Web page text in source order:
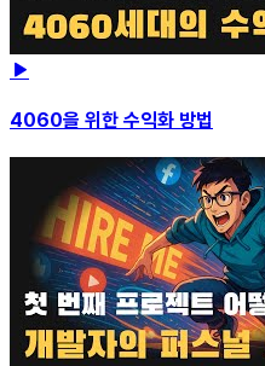
4060을 위한 수익화 방법